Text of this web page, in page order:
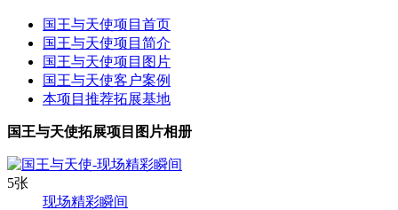
国王与天使项目首页
国王与天使项目简介
国王与天使项目图片
国王与天使客户案例
本项目推荐拓展基地
国王与天使拓展项目图片相册
5张
现场精彩瞬间